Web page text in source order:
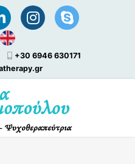
+30 6946 630171